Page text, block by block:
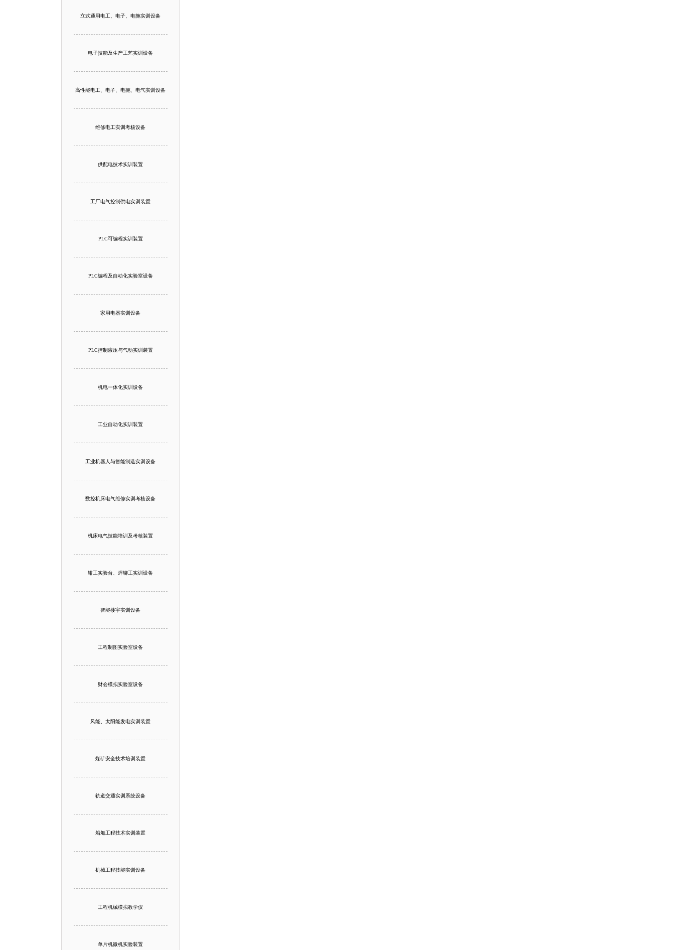
立式通用电工、电子、电拖实训设备
电子技能及生产工艺实训设备
高性能电工、电子、电拖、电气实训设备
维修电工实训考核设备
供配电技术实训装置
工厂电气控制供电实训装置
PLC可编程实训装置
PLC编程及自动化实验室设备
家用电器实训设备
PLC控制液压与气动实训装置
机电一体化实训设备
工业自动化实训装置
工业机器人与智能制造实训设备
数控机床电气维修实训考核设备
机床电气技能培训及考核装置
钳工实验台、焊铆工实训设备
智能楼宇实训设备
工程制图实验室设备
财会模拟实验室设备
风能、太阳能发电实训装置
煤矿安全技术培训装置
轨道交通实训系统设备
船舶工程技术实训装置
机械工程技能实训设备
工程机械模拟教学仪
单片机微机实验装置